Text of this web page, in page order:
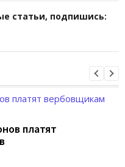
статьи, подпишись:
платят